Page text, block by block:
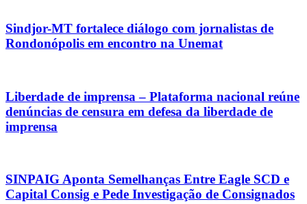
Sindjor-MT fortalece diálogo com jornalistas de
Rondonópolis em encontro na Unemat
Liberdade de imprensa – Plataforma nacional reúne
denúncias de censura em defesa da liberdade de
imprensa
SINPAIG Aponta Semelhanças Entre Eagle SCD e
Capital Consig e Pede Investigação de Consignados